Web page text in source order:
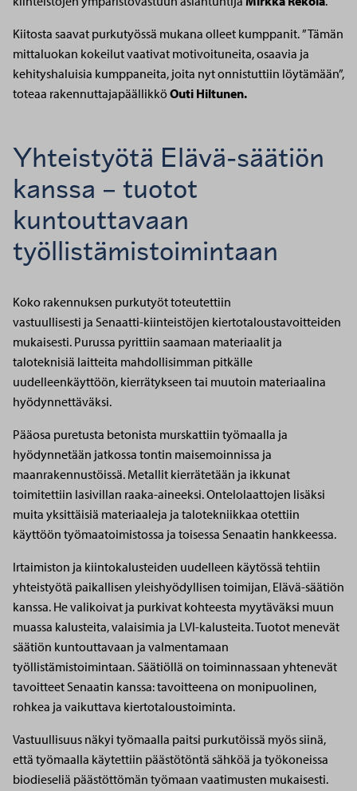
Kiitosta saavat purkutyössä mukana olleet kumppanit. ”Tämän
mittaluokan kokeilut vaativat motivoituneita, osaavia ja
kehityshaluisia kumppaneita, joita nyt onnistuttiin löytämään”,
toteaa rakennuttajapäällikköOuti Hiltunen.
Yhteistyötä Elävä-säätiön
kanssa – tuotot
kuntouttavaan
työllistämistoimintaan
Koko rakennuksen purkutyöt toteutettiin
vastuullisesti ja Senaatti-kiinteistöjen kiertotaloustavoitteiden
mukaisesti. Purussa pyrittiin saamaan materiaalit ja
taloteknisiä laitteita mahdollisimman pitkälle
uudelleenkäyttöön, kierrätykseen tai muutoin materiaalina
hyödynnettäväksi.
Pääosa puretusta betonista murskattiin työmaalla ja
hyödynnetään jatkossa tontin maisemoinnissa ja
maanrakennustöissä. Metallit kierrätetään ja ikkunat
toimitettiin lasivillan raaka-aineeksi. Ontelolaattojen lisäksi
muita yksittäisiä materiaaleja ja talotekniikkaa otettiin
käyttöön työmaatoimistossa ja toisessa Senaatin hankkeessa.
Irtaimiston ja kiintokalusteiden uudelleen käytössä tehtiin
yhteistyötä paikallisen yleishyödyllisen toimijan, Elävä-säätiön
kanssa. He valikoivat ja purkivat kohteesta myytäväksi muun
muassa kalusteita, valaisimia ja LVI-kalusteita. Tuotot menevät
säätiön kuntouttavaan ja valmentamaan
työllistämistoimintaan. Säätiöllä on toiminnassaan yhtenevät
tavoitteet Senaatin kanssa: tavoitteena on monipuolinen,
rohkea ja vaikuttava kiertotaloustoiminta.
Vastuullisuus näkyi työmaalla paitsi purkutöissä myös siinä,
että työmaalla käytettiin päästötöntä sähköä ja työkoneissa
biodieseliä päästöttömän työmaan vaatimusten mukaisesti.